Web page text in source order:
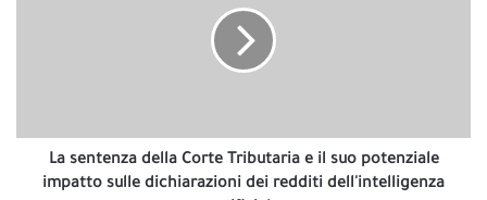
potenziale
impattoLa sentenza della Corte Tributaria e il suo potenziale
impatto sulle dichiarazioni dei redditi dell'intelligenza